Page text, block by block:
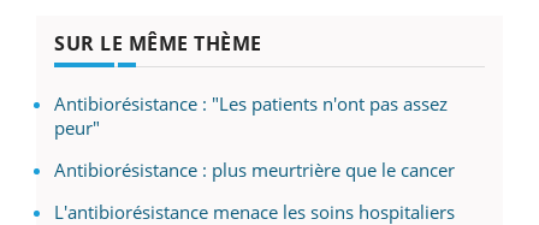
SUR LE MÊME THÈME
Antibiorésistance : "Les patients n'ont pas assez
peur"
Antibiorésistance : plus meurtrière que le cancer
L'antibiorésistance menace les soins hospitaliers